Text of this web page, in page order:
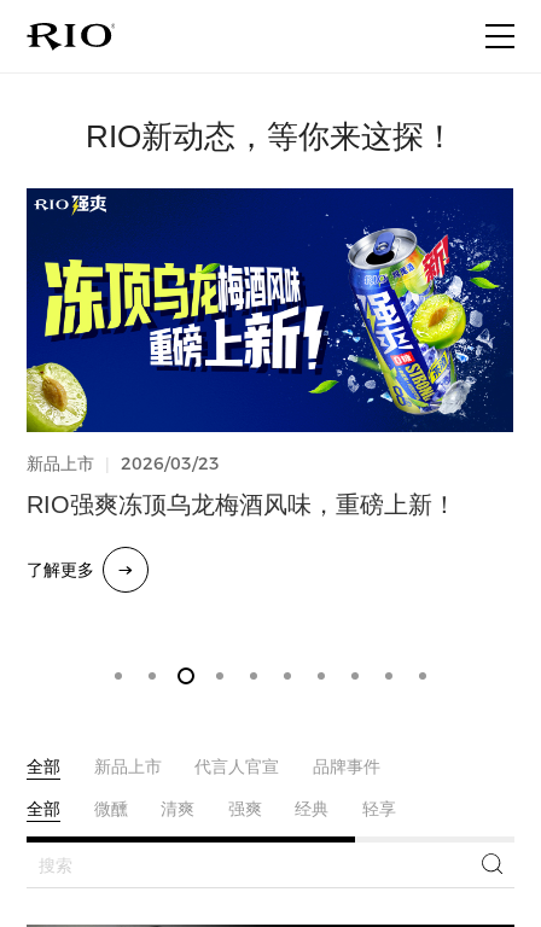
产品家族
最新动态
联系我们
RIO新动态，等你来这探！
代言人官宣 | 2025/06/17
晚9点，微醺中 | 看子枫如何演绎微醺
了解更多
品牌事件 | 2026/06/18
一个人的旅行，就很微醺啊！
了解更多
品牌事件 | 2026/05/20
强爽520｜给真心话一个台阶
了解更多
新品上市 | 2026/03/23
RIO强爽冻顶乌龙梅酒风味，重磅上新！
了解更多
新品上市 | 2026/03/23
不藏了！RIO微醺「柚柚清茶」 全新上市
了解更多
代言人官宣 | 2026/01/27
What？听说闫妮被张兴朝“绑走”了…
了解更多
品牌事件 | 2025/12/30
关于提前实施新版食品安全国家标准的声明
了解更多
新品上市 | 2025/08/05
RIO轻享全新上市｜12度花果香，和闺蜜的小
品牌事件 | 2025/05/30
工厂揭秘 | 一粒玉米是怎么变成强爽的？
了解更多
新品上市 | 2025/06/25
全新微醺果冻酒！前所未有的体验！
了解更多
代言人官宣 | 2025/06/17
晚9点，微醺中 | 看子枫如何演绎微醺
了解更多
品牌事件 | 2026/06/18
一个人的旅行，就很微醺啊！
了解更多
全部 新品上市 代言人官宣 品牌事件
全部 微醺 清爽 强爽 经典 轻享